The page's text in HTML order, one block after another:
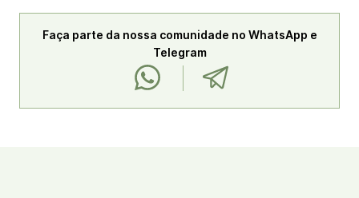
Faça parte da nossa comunidade no WhatsApp e
Telegram